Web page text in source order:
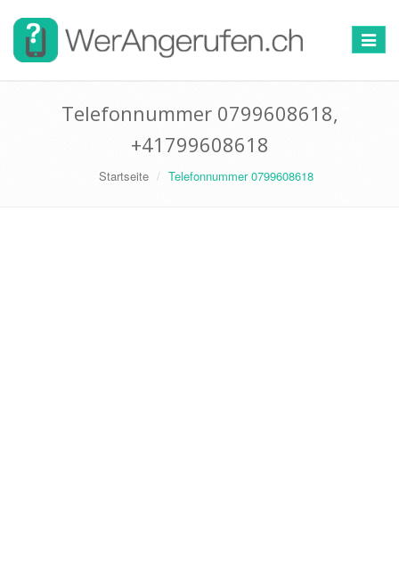
Toggle
Telefonnummer 0799608618,
+41799608618
Startseite Telefonnummer 0799608618